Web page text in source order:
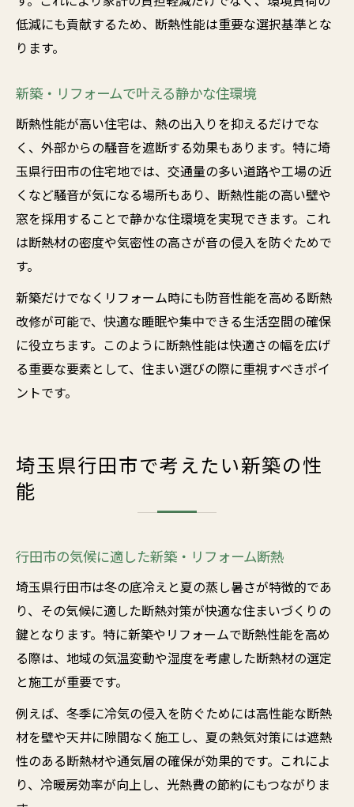
低減にも貢献するため、断熱性能は重要な選択基準とな
ります。
新築・リフォームで叶える静かな住環境
断熱性能が高い住宅は、熱の出入りを抑えるだけでな
く、外部からの騒音を遮断する効果もあります。特に埼
玉県行田市の住宅地では、交通量の多い道路や工場の近
くなど騒音が気になる場所もあり、断熱性能の高い壁や
窓を採用することで静かな住環境を実現できます。これ
は断熱材の密度や気密性の高さが音の侵入を防ぐためで
す。
新築だけでなくリフォーム時にも防音性能を高める断熱
改修が可能で、快適な睡眠や集中できる生活空間の確保
に役立ちます。このように断熱性能は快適さの幅を広げ
る重要な要素として、住まい選びの際に重視すべきポイ
ントです。
埼玉県行田市で考えたい新築の性
能
行田市の気候に適した新築・リフォーム断熱
埼玉県行田市は冬の底冷えと夏の蒸し暑さが特徴的であ
り、その気候に適した断熱対策が快適な住まいづくりの
鍵となります。特に新築やリフォームで断熱性能を高め
る際は、地域の気温変動や湿度を考慮した断熱材の選定
と施工が重要です。
例えば、冬季に冷気の侵入を防ぐためには高性能な断熱
材を壁や天井に隙間なく施工し、夏の熱気対策には遮熱
性のある断熱材や通気層の確保が効果的です。これによ
り、冷暖房効率が向上し、光熱費の節約にもつながりま